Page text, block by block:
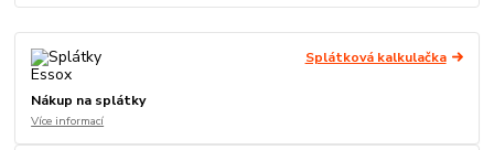
Splátková kalkulačka
Nákup na splátky
Více informací